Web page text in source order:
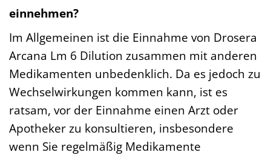
einnehmen?
Im Allgemeinen ist die Einnahme von Drosera
Arcana Lm 6 Dilution zusammen mit anderen
Medikamenten unbedenklich. Da es jedoch zu
Wechselwirkungen kommen kann, ist es
ratsam, vor der Einnahme einen Arzt oder
Apotheker zu konsultieren, insbesondere
wenn Sie regelmäßig Medikamente